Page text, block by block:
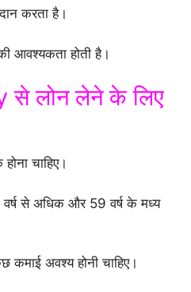
करता है।
आवश्यकता होती है।
से लोन लेने के लिए
चाहिए।
से अधिक और 59 वर्ष के मध्य
अवश्य होनी चाहिए।